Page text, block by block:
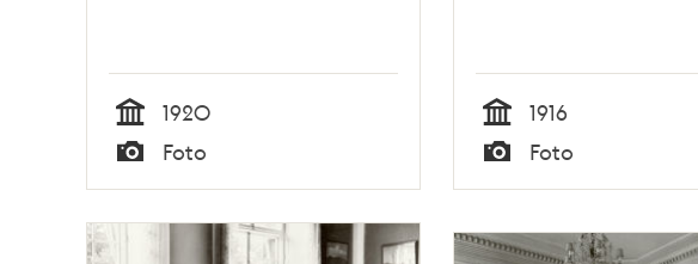
Tid
1920
Foto Tid
1916
Foto